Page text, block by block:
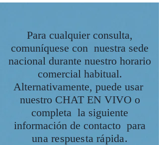
Para cualquier consulta,
comuníquese con nuestra sede
nacional durante nuestro horario
comercial habitual.
Alternativamente, puede usar
nuestro CHAT EN VIVO o
completa la siguiente
información de contacto para
una respuesta rápida.